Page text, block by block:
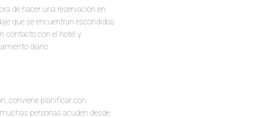
de hacer una reservación en
que se encuentran escondidos
contacto con el hotel y
diario.
conviene planificar con
personas acuden desde